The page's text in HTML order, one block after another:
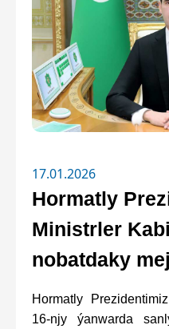
17.01.2026
Hormatly
Ministrler
nobatdaky
Hormatly
16-njy ýanwarda